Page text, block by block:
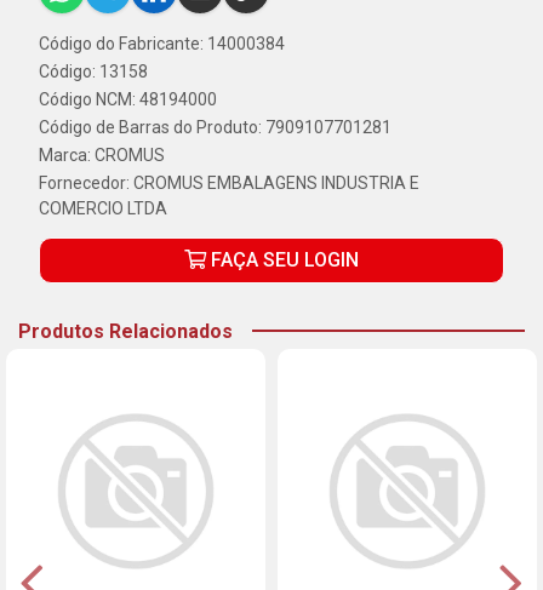
Código do Fabricante: 14000384
Código: 13158
Código NCM: 48194000
Código de Barras do Produto: 7909107701281
Marca: CROMUS
Fornecedor: CROMUS EMBALAGENS INDUSTRIA E
COMERCIO LTDA
FAÇA SEU LOGIN
Produtos Relacionados